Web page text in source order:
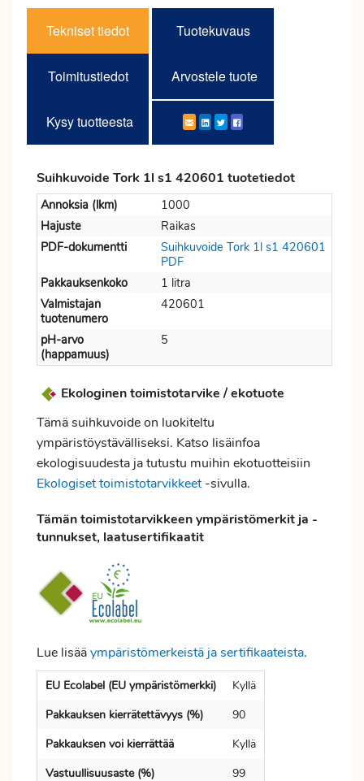
Tekniset tiedot Tuotekuvaus
Toimitustiedot Arvostele tuote
Kysy tuotteesta
Suihkuvoide Tork 1l s1 420601 tuotetiedot
Annoksia (lkm)
1000
Hajuste
Raikas
PDF-dokumentti
Suihkuvoide Tork 1l s1 420601
PDF
Pakkauksenkoko
1 litra
Valmistajan
tuotenumero
420601
pH-arvo
(happamuus)
5
Ekologinen toimistotarvike / ekotuote
Tämä suihkuvoide on luokiteltu
ympäristöystävälliseksi. Katso lisäinfoa
ekologisuudesta ja tutustu muihin ekotuotteisiin
Ekologiset toimistotarvikkeet-sivulla.
Tämän toimistotarvikkeen ympäristömerkit ja -
tunnukset, laatusertifikaatit
Lue lisääympäristömerkeistä ja sertifikaateista.
EU Ecolabel (EU ympäristömerkki)
Kyllä
Pakkauksen kierrätettävyys (%)
90
Pakkauksen voi kierrättää
Kyllä
Vastuullisuusaste (%)
99